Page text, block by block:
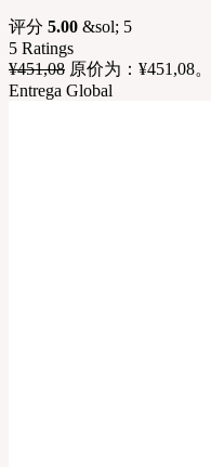
评分 5.00 &sol; 5
5 Ratings
¥451,08 原价为：¥451,08。
Entrega Global